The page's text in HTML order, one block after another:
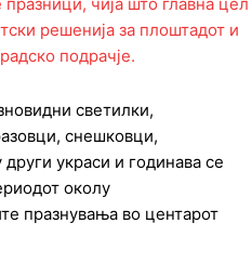
светилки,
снешковци,
украси и годинава се
околу
празнувања во центарот